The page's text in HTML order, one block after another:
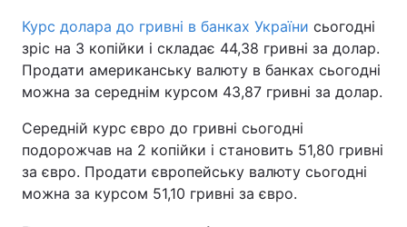
Курс долара до гривні в банках України сьогодні
зріс на 3 копійки і складає 44,38 гривні за долар.
Продати американську валюту в банках сьогодні
можна за середнім курсом 43,87 гривні за долар.
Середній курс євро до гривні сьогодні
подорожчав на 2 копійки і становить 51,80 гривні
за євро. Продати європейську валюту сьогодні
можна за курсом 51,10 гривні за євро.